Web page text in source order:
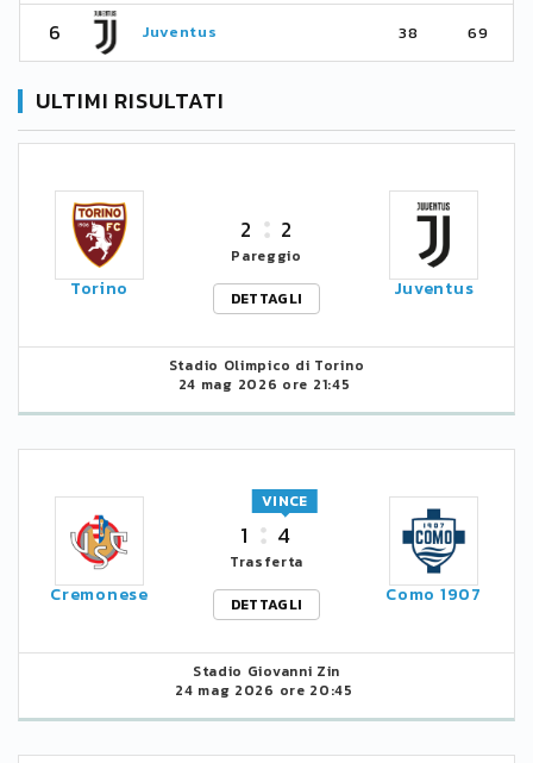
6 Juventus 38 69
ULTIMI RISULTATI
Torino
2 2
Pareggio
DETTAGLI
Juventus
Stadio Olimpico di Torino
24 mag 2026 ore 21:45
Cremonese
1 4
VINCE
Trasferta
DETTAGLI
Como 1907
Stadio Giovanni Zin
24 mag 2026 ore 20:45